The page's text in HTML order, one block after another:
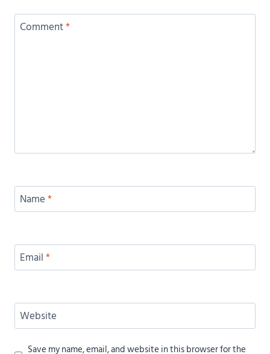
Comment*
Name*
Email*
Website
Save my name, email, and website in this browser for the